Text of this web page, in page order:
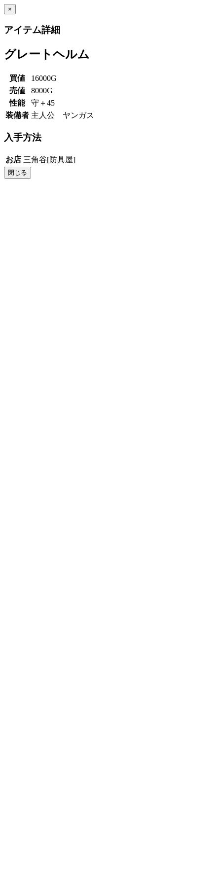
×
アイテム詳細
グレートヘルム
買値
16000G
売値
8000G
性能
守＋45
装備者 主人公 ヤンガス
入手方法
お店 三角谷[防具屋]
閉じる